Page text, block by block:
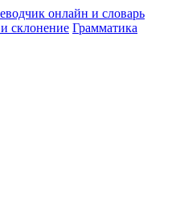
и склонение Грамматика